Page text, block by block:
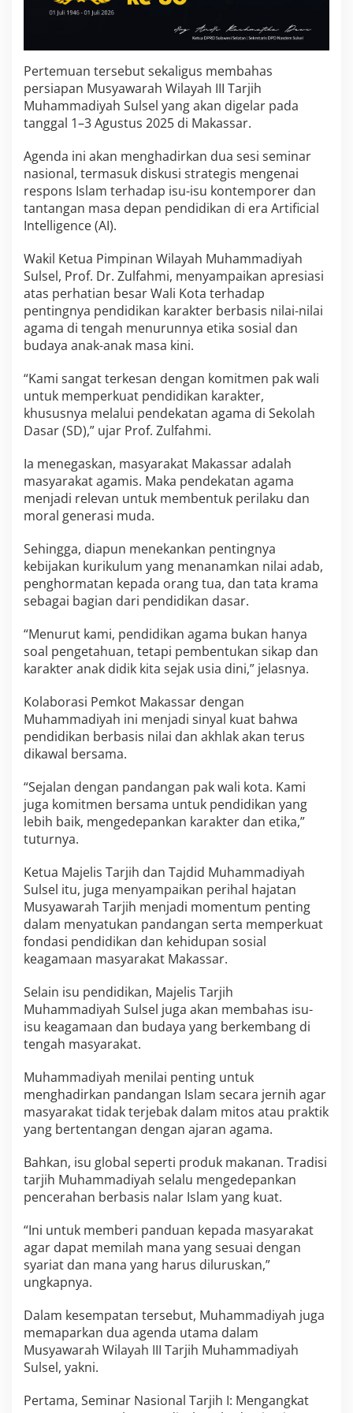
o
n
d
a
i
A
k
a
k
Pertemuan tersebut sekaligus membahas
persiapan Musyawarah Wilayah III Tarjih
Muhammadiyah Sulsel yang akan digelar pada
tanggal 1–3 Agustus 2025 di Makassar.
Agenda ini akan menghadirkan dua sesi seminar
nasional, termasuk diskusi strategis mengenai
respons Islam terhadap isu-isu kontemporer dan
tantangan masa depan pendidikan di era Artificial
Intelligence (AI).
Wakil Ketua Pimpinan Wilayah Muhammadiyah
Sulsel, Prof. Dr. Zulfahmi, menyampaikan apresiasi
atas perhatian besar Wali Kota terhadap
pentingnya pendidikan karakter berbasis nilai-nilai
agama di tengah menurunnya etika sosial dan
budaya anak-anak masa kini.
“Kami sangat terkesan dengan komitmen pak wali
untuk memperkuat pendidikan karakter,
khususnya melalui pendekatan agama di Sekolah
Dasar (SD),” ujar Prof. Zulfahmi.
Ia menegaskan, masyarakat Makassar adalah
masyarakat agamis. Maka pendekatan agama
menjadi relevan untuk membentuk perilaku dan
moral generasi muda.
Sehingga, diapun menekankan pentingnya
kebijakan kurikulum yang menanamkan nilai adab,
penghormatan kepada orang tua, dan tata krama
sebagai bagian dari pendidikan dasar.
“Menurut kami, pendidikan agama bukan hanya
soal pengetahuan, tetapi pembentukan sikap dan
karakter anak didik kita sejak usia dini,” jelasnya.
Kolaborasi Pemkot Makassar dengan
Muhammadiyah ini menjadi sinyal kuat bahwa
pendidikan berbasis nilai dan akhlak akan terus
dikawal bersama.
“Sejalan dengan pandangan pak wali kota. Kami
juga komitmen bersama untuk pendidikan yang
lebih baik, mengedepankan karakter dan etika,”
tuturnya.
Ketua Majelis Tarjih dan Tajdid Muhammadiyah
Sulsel itu, juga menyampaikan perihal hajatan
Musyawarah Tarjih menjadi momentum penting
dalam menyatukan pandangan serta memperkuat
fondasi pendidikan dan kehidupan sosial
keagamaan masyarakat Makassar.
Selain isu pendidikan, Majelis Tarjih
Muhammadiyah Sulsel juga akan membahas isu-
isu keagamaan dan budaya yang berkembang di
tengah masyarakat.
Muhammadiyah menilai penting untuk
menghadirkan pandangan Islam secara jernih agar
masyarakat tidak terjebak dalam mitos atau praktik
yang bertentangan dengan ajaran agama.
Bahkan, isu global seperti produk makanan. Tradisi
tarjih Muhammadiyah selalu mengedepankan
pencerahan berbasis nalar Islam yang kuat.
“Ini untuk memberi panduan kepada masyarakat
agar dapat memilah mana yang sesuai dengan
syariat dan mana yang harus diluruskan,”
ungkapnya.
Dalam kesempatan tersebut, Muhammadiyah juga
memaparkan dua agenda utama dalam
Musyawarah Wilayah III Tarjih Muhammadiyah
Sulsel, yakni.
Pertama, Seminar Nasional Tarjih I: Mengangkat